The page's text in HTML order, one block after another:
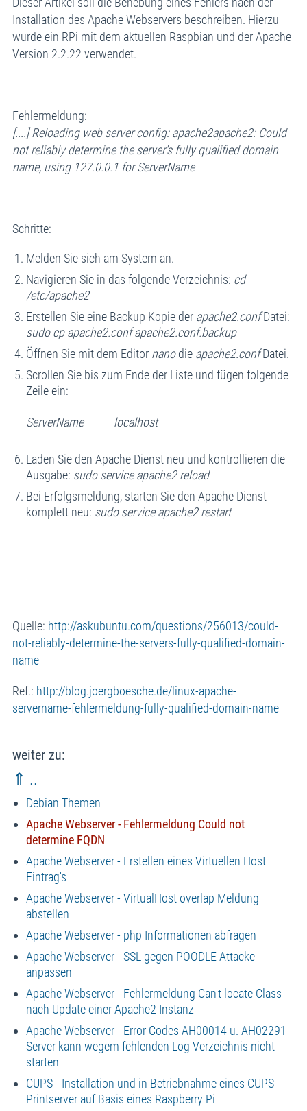
Installation des Apache Webservers beschreiben. Hierzu
wurde ein RPi mit dem aktuellen Raspbian und der Apache
Version 2.2.22 verwendet.
Fehlermeldung:
[....] Reloading web server config: apache2apache2: Could
not reliably determine the server's fully qualified domain
name, using 127.0.0.1 for ServerName
Schritte:
Melden Sie sich am System an.
Navigieren Sie in das folgende Verzeichnis: cd
/etc/apache2
Erstellen Sie eine Backup Kopie der apache2.confDatei:
sudo cp apache2.conf apache2.conf.backup
Öffnen Sie mit dem Editor nanodie apache2.confDatei.
Scrollen Sie bis zum Ende der Liste und fügen folgende
Zeile ein:
ServerName localhost
Laden Sie den Apache Dienst neu und kontrollieren die
Ausgabe: sudo service apache2 reload
Bei Erfolgsmeldung, starten Sie den Apache Dienst
komplett neu: sudo service apache2 restart
Quelle: http://askubuntu.com/questions/256013/could-
not-reliably-determine-the-servers-fully-qualified-domain-
name
Ref.: http://blog.joergboesche.de/linux-apache-
servername-fehlermeldung-fully-qualified-domain-name
weiter zu:
⇑ ..
Debian Themen
Apache Webserver - Fehlermeldung Could not
determine FQDN
Apache Webserver - Erstellen eines Virtuellen Host
Eintrag's
Apache Webserver - VirtualHost overlap Meldung
abstellen
Apache Webserver - php Informationen abfragen
Apache Webserver - SSL gegen POODLE Attacke
anpassen
Apache Webserver - Fehlermeldung Can't locate Class
nach Update einer Apache2 Instanz
Apache Webserver - Error Codes AH00014 u. AH02291 -
Server kann wegem fehlenden Log Verzeichnis nicht
starten
CUPS - Installation und in Betriebnahme eines CUPS
Printserver auf Basis eines Raspberry Pi